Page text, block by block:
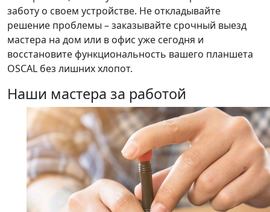
заботу о своем устройстве. Не откладывайте
решение проблемы – заказывайте срочный выезд
мастера на дом или в офис уже сегодня и
восстановите функциональность вашего планшета
OSCAL без лишних хлопот.
Наши мастера за работой